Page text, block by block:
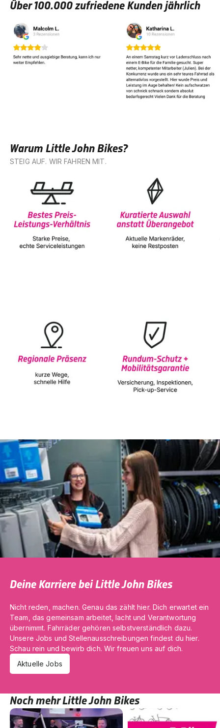
Über 100.000 zufriedene Kunden jährlich
Warum Little John Bikes?
STEIG AUF. WIR FAHREN MIT.
Deine Karriere bei Little John Bikes
Nicht reden, machen. Genau das zählt hier. Dich erwartet ein
Team, das gemeinsam arbeitet, lacht und Verantwortung
übernimmt. Fahrräder gehören selbstverständlich dazu.
Unsere Jobs und Stellenausschreibungen findest du hier.
Schau rein und bewirb dich. Wir freuen uns auf dich.
Aktuelle Jobs
Noch mehr Little John Bikes